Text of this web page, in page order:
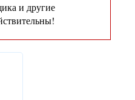
и другие